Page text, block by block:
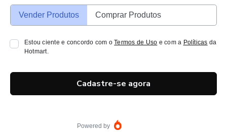
Vender Produtos Comprar Produtos
Estou ciente e concordo com oTermos de Uso e com a Políticas da
Hotmart.
Cadastre-se agora
Powered by